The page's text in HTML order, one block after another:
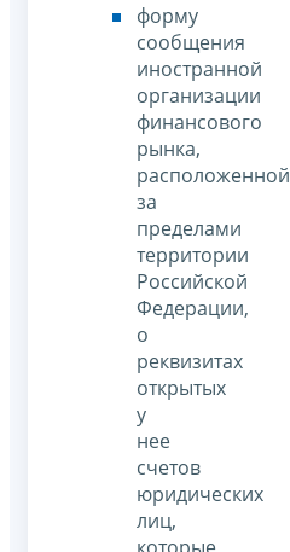
форму
сообщения
иностранной
организации
финансового
рынка,
расположенной
за
пределами
территории
Российской
Федерации,
о
реквизитах
открытых
у
нее
счетов
юридических
лиц,
которые